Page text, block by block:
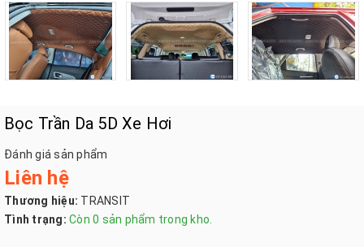
Bọc Trần Da 5D Xe Hơi
Đánh giá sản phẩm
Liên hệ
Thương hiệu: TRANSIT
Tình trạng: Còn 0 sản phẩm trong kho.